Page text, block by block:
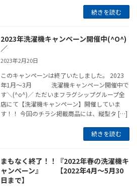
続きを読む
2023年洗濯機キャンペーン開催中(^O^)
／
2023年2月20日
このキャンペーンは終了いたしました。 2023
年1月～3月 洗濯機キャンペーン開催中で
す＼(^o^)／ ただいまフラグシップグループ全
店にて【洗濯機キャンペーン】開催していま
す！！ 今回のチラシ掲載商品には、縦型タ […]
続きを読む
まもなく終了！！『2022年春の洗濯機キ
ャンペーン』 【2022年4月～5月30
日まで】